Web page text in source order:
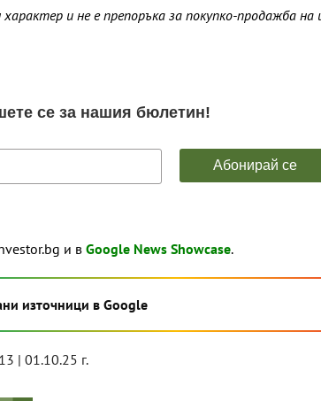
и не е препоръка за покупко-продажба на
и в Google News Showcase.
източници в Google
| 01.10.25 г.
държави
ухапванията им